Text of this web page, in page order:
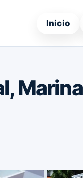
Inicio
Marina